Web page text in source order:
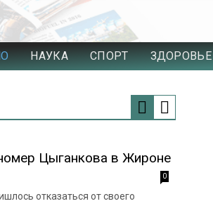
НАУКА СПОРТ ЗДОРОВЬЕ
Цыганкова в Жироне
0
отказаться от своего